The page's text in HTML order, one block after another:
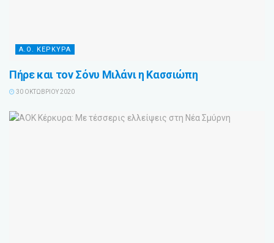
Α.Ο. ΚΕΡΚΥΡΑ
Πήρε και τον Σόνυ Μιλάνι η Κασσιώπη
30 ΟΚΤΩΒΡΊΟΥ 2020